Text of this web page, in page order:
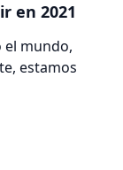
en 2021
el mundo,
estamos